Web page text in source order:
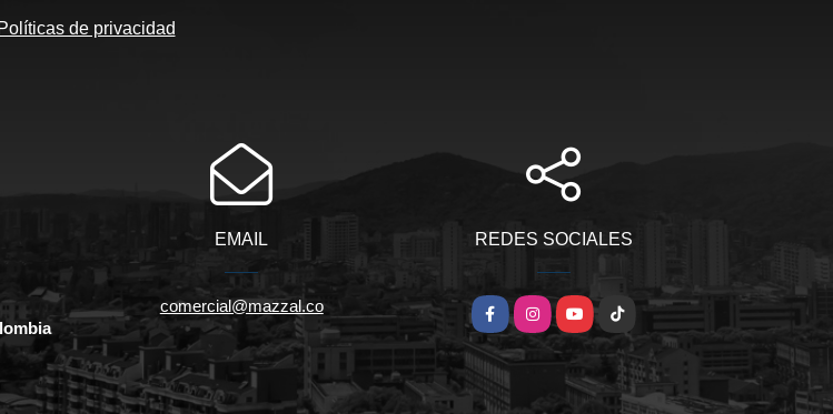
Políticas de privacidad
EMAIL
comercial@mazzal.co
REDES SOCIALES
FacebookInstagramYouTubeTikTok